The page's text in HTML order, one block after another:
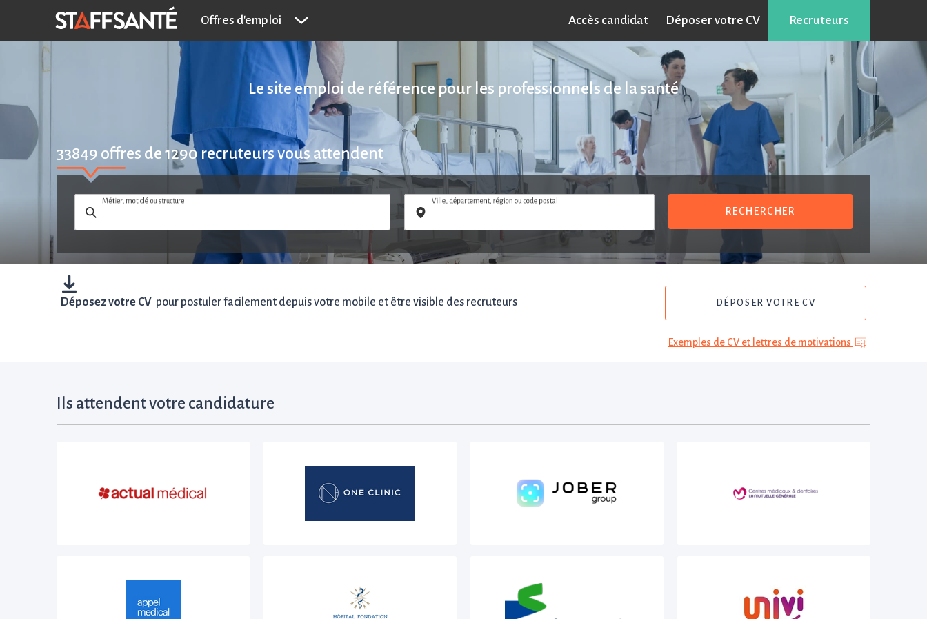
Offres d'emploi Accès candidat Déposer votre CV Recruteurs
Le site emploi de référence pour les professionnels de la santé
33849 offres de1290 recruteurs vous attendent
Métier, mot clé ou structure Ville, département, région ou code postal
RECHERCHER
Déposez votre CV pour postuler facilement depuis votre mobile et être visible des recruteurs DÉPOSER VOTRE CV
Exemples de CV et lettres de motivations
Ils attendent votre candidature